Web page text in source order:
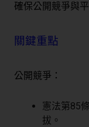
確保公開競爭與
關鍵重點
公開競爭：
憲法第85
拔。